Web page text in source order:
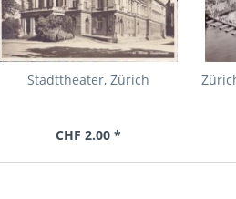
Stadttheater, Zürich
CHF 2.00 *